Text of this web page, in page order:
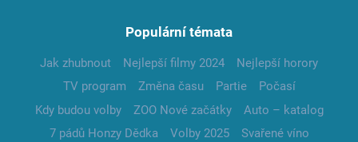
Populární témata
Jak zhubnout Nejlepší filmy 2024
Nejlepší horory
TV program
Změna času Partie
Počasí
Kdy budou volby
ZOO Nové začátky
Auto – katalog
7 pádů Honzy Dědka
Volby 2025
Svařené víno